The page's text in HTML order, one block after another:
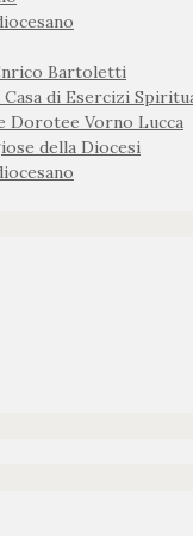
Bartoletti
di Esercizi
Dorotee Vorno Lucca
della Diocesi